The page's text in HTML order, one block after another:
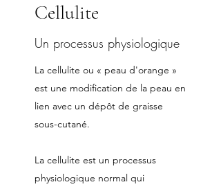
Cellulite
Un processus physiologique
La cellulite ou « peau d'orange »
est une modification de la peau en
lien avec un dépôt de graisse
sous-cutané.
La cellulite est un processus
physiologique normal qui